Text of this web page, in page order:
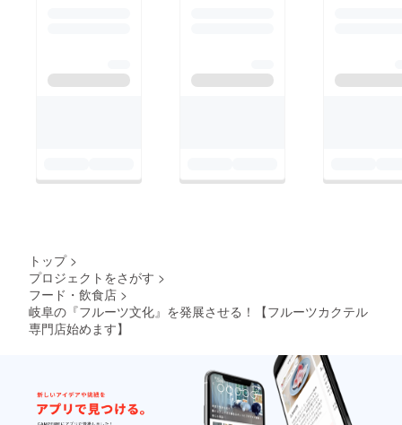
トップ >
プロジェクトをさがす >
フード・飲食店 >
岐阜の『フルーツ文化』を発展させる！【フルーツカクテル
専門店始めます】